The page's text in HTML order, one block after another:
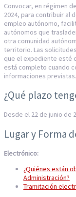
Convocar, en régimen
2024, para contribuir al
empleo autónomo,
autónomos que
otra comunidad
territorio. Las
que el expediente esté
está completo cuando
informaciones previstas.
¿Qué plazo
Desde el 22 de junio de
Lugar y Forma
Electrónico:
¿Quiénes están
Administración?
Tramitación